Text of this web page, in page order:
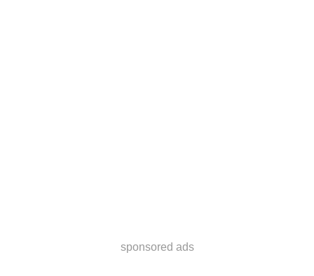
sponsored ads